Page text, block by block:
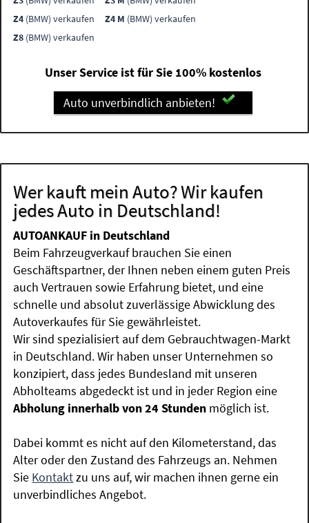
Z4 (BMW) verkaufen Z4 M (BMW) verkaufen
Z8 (BMW) verkaufen
Unser Service ist für Sie 100% kostenlos
Auto unverbindlich anbieten!
Wer kauft mein Auto? Wir kaufen
jedes Auto in Deutschland!
AUTOANKAUF in Deutschland
Beim Fahrzeugverkauf brauchen Sie einen
Geschäftspartner, der Ihnen neben einem guten Preis
auch Vertrauen sowie Erfahrung bietet, und eine
schnelle und absolut zuverlässige Abwicklung des
Autoverkaufes für Sie gewährleistet.
Wir sind spezialisiert auf dem Gebrauchtwagen-Markt
in Deutschland. Wir haben unser Unternehmen so
konzipiert, dass jedes Bundesland mit unseren
Abholteams abgedeckt ist und in jeder Region eine
Abholung innerhalb von 24 Stunden möglich ist.
Dabei kommt es nicht auf den Kilometerstand, das
Alter oder den Zustand des Fahrzeugs an. Nehmen
Sie Kontaktzu uns auf, wir machen ihnen gerne ein
unverbindliches Angebot.